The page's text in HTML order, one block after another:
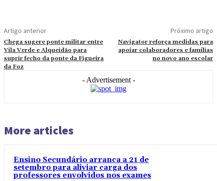
Artigo anterior
Chega sugere ponte militar entre
Vila Verde e Alqueidão para
suprir fecho da ponte da Figueira
da Foz
Próximo artigo
Navigator reforça medidas para
apoiar colaboradores e famílias
no novo ano escolar
- Advertisement -
More articles
Ensino Secundário arranca a 21 de
setembro para aliviar carga dos
professores envolvidos nos exames